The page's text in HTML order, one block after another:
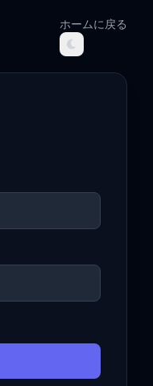
ホームに戻る